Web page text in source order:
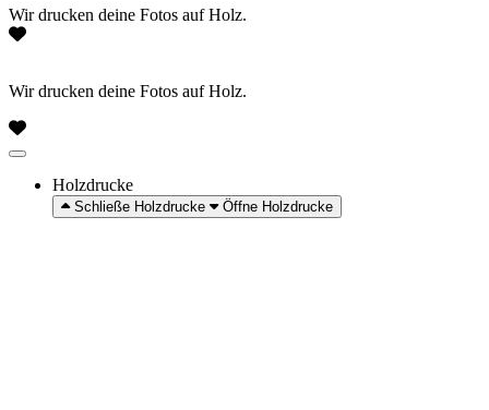
Wir drucken deine Fotos auf Holz.
Wir drucken deine Fotos auf Holz.
Holzdrucke
Schließe Holzdrucke Öffne Holzdrucke